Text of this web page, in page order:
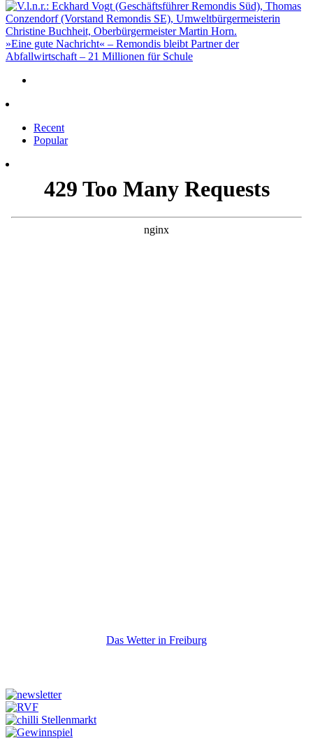
»Eine gute Nachricht« – Remondis bleibt Partner der
Abfallwirtschaft – 21 Millionen für Schule
Recent
Popular
Das Wetter in Freiburg